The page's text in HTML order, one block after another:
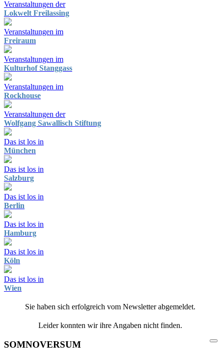
Veranstaltungen der
Lokwelt Freilassing
Veranstaltungen im
Freiraum
Veranstaltungen im
Kulturhof Stanggass
Veranstaltungen im
Rockhouse
Veranstaltungen der
Wolfgang Sawallisch Stiftung
Das ist los in
München
Das ist los in
Salzburg
Das ist los in
Berlin
Das ist los in
Hamburg
Das ist los in
Köln
Das ist los in
Wien
Sie haben sich erfolgreich vom Newsletter abgemeldet.
Leider konnten wir ihre Angaben nicht finden.
SOMNOVERSUM